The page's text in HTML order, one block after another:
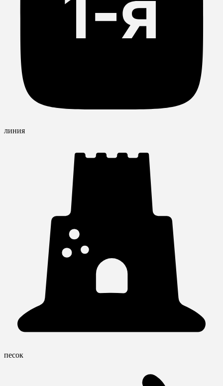
линия
песок